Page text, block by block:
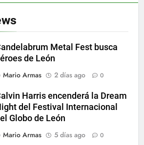
Metal Fest busca
de León
Mario Armas
2 días ago 0
Harris encenderá la Dream
del Festival Internacional
Globo de León
Mario Armas
5 días ago 0